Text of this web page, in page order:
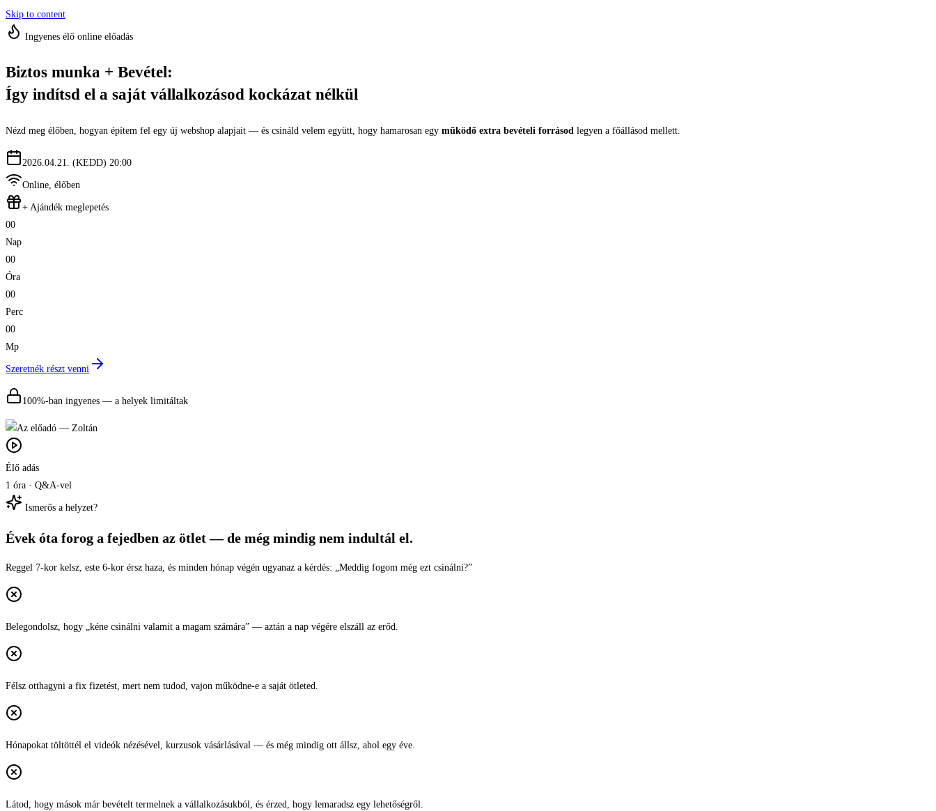
Skip to content
Ingyenes élő online előadás
Biztos munka + Bevétel:
Így indítsd el a saját vállalkozásod kockázat nélkül
Nézd meg élőben, hogyan építem fel egy új webshop alapjait — és csináld velem együtt, hogy hamarosan egy működő extra bevételi forrásod legyen a főállásod mellett.
2026.04.21. (KEDD) 20:00
Online, élőben
+ Ajándék meglepetés
00
Nap
00
Óra
00
Perc
00
Mp
Szeretnék részt venni
100%-ban ingyenes — a helyek limitáltak
Élő adás
1 óra · Q&A-vel
Ismerős a helyzet?
Évek óta forog a fejedben az ötlet —de még mindig nem indultál el.
Reggel 7-kor kelsz, este 6-kor érsz haza, és minden hónap végén ugyanaz a kérdés: „Meddig fogom még ezt csinálni?”
Belegondolsz, hogy „kéne csinálni valamit a magam számára” — aztán a nap végére elszáll az erőd.
Félsz otthagyni a fix fizetést, mert nem tudod, vajon működne-e a saját ötleted.
Hónapokat töltöttél el videók nézésével, kurzusok vásárlásával — és még mindig ott állsz, ahol egy éve.
Látod, hogy mások már bevételt termelnek a vállalkozásukból, és érzed, hogy lemaradsz egy lehetőségről.